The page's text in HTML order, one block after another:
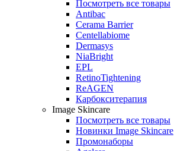
Посмотреть все товары
Antibac
Cerama Barrier
Centellabiome
Dermasys
NiaBright
EPL
RetinoTightening
ReAGEN
Карбокситерапия
Image Skincare
Посмотреть все товары
Новинки Image Skincare
Промонаборы